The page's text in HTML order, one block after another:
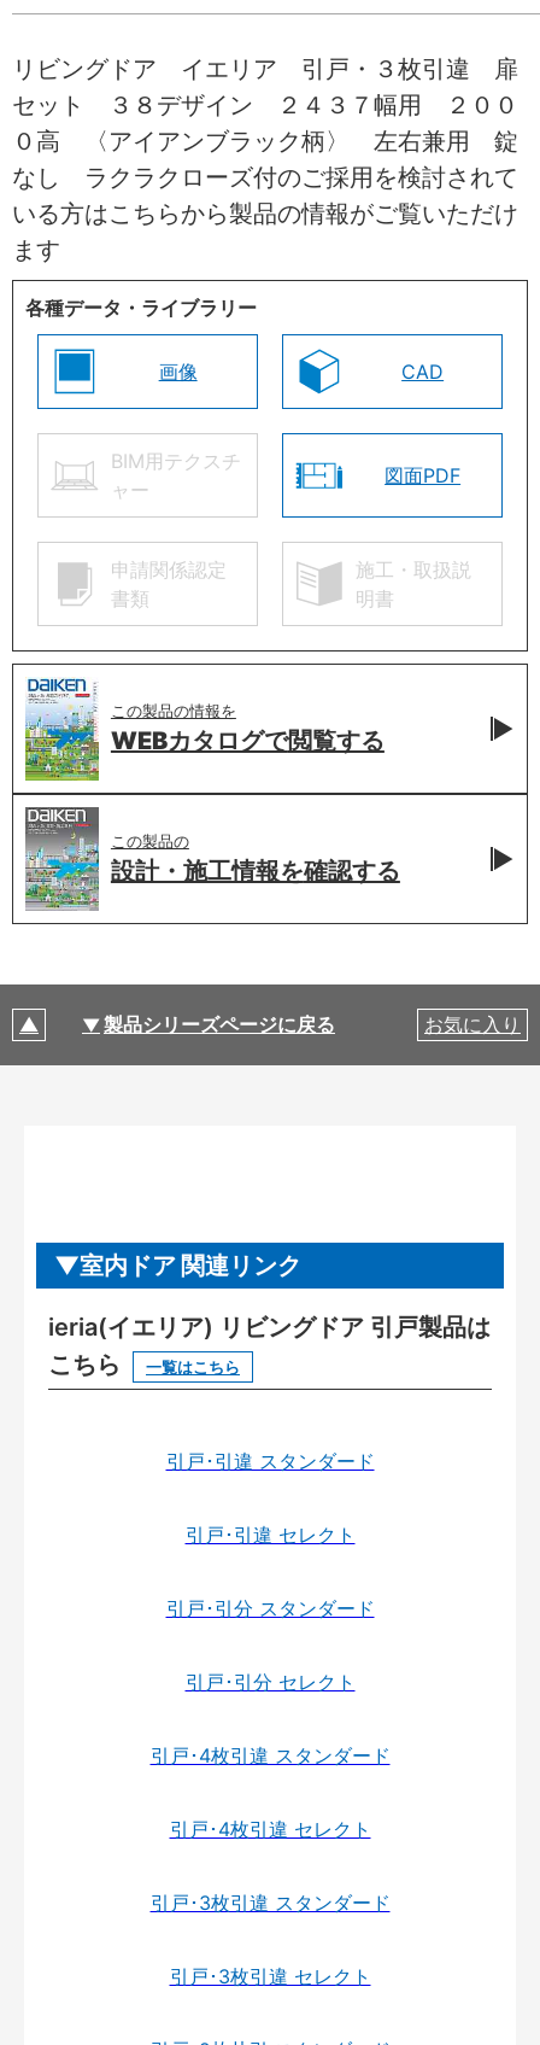
リビングドア イエリア 引戸・３枚引違 扉
セット ３８デザイン ２４３７幅用 ２００
０高 〈アイアンブラック柄〉 左右兼用 錠
なし ラクラクローズ付のご採用を検討されて
いる方はこちらから製品の情報がご覧いただけ
ます
各種データ・ライブラリー
画像 CAD
BIM用テクスチ
ャー
図面PDF
申請関係認定
書類
施工・取扱説
明書
この製品の情報を
WEBカタログで閲覧する
この製品の
設計・施工情報を確認する
製品シリーズページに戻る お気に入り
室内ドア 関連リンク
ieria(イエリア) リビングドア 引戸製品は
こちら
一覧はこちら
引戸･引違 スタンダード
引戸･引違 セレクト
引戸･引分 スタンダード
引戸･引分 セレクト
引戸･4枚引違 スタンダード
引戸･4枚引違 セレクト
引戸･3枚引違 スタンダード
引戸･3枚引違 セレクト